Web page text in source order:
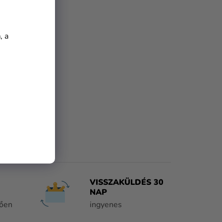
a
VISSZAKÜLDÉS 30
NAP
ingyenes